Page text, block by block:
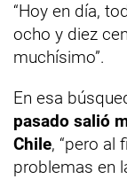
“Hoy en día,
ocho y diez
muchísimo”.
En esa
pasado salió
Chile, “pero al
problemas en